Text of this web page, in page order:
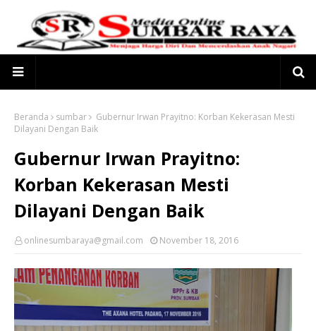
Beranda sumbar
Gubernur Irwan Prayitno: Korban Kekerasan Mesti
Dilayani Dengan Baik
Gubernur Irwan Prayitno:
Korban Kekerasan Mesti
Dilayani Dengan Baik
onlinesumbaraya@gmail.com November 18, 2016